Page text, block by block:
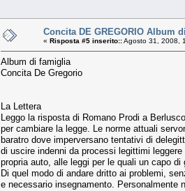
Concita DE GREGORIO Album
« Risposta #5 inserito::Agosto 31, 2008,
Album di famiglia
Concita De Gregorio
La Lettera
Leggo la risposta di Romano Prodi a
per cambiare la legge. Le norme attuali
baratro dove imperversano tentativi di
di uscire indenni da processi legittimi
propria auto, alle leggi per le quali un capo
Di quel modo di andare dritto ai problemi,
e necessario insegnamento.